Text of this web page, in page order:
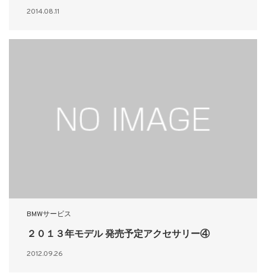
2014.08.11
BMWサービス
２０１３年モデル 発売予定アクセサリー④
2012.09.26